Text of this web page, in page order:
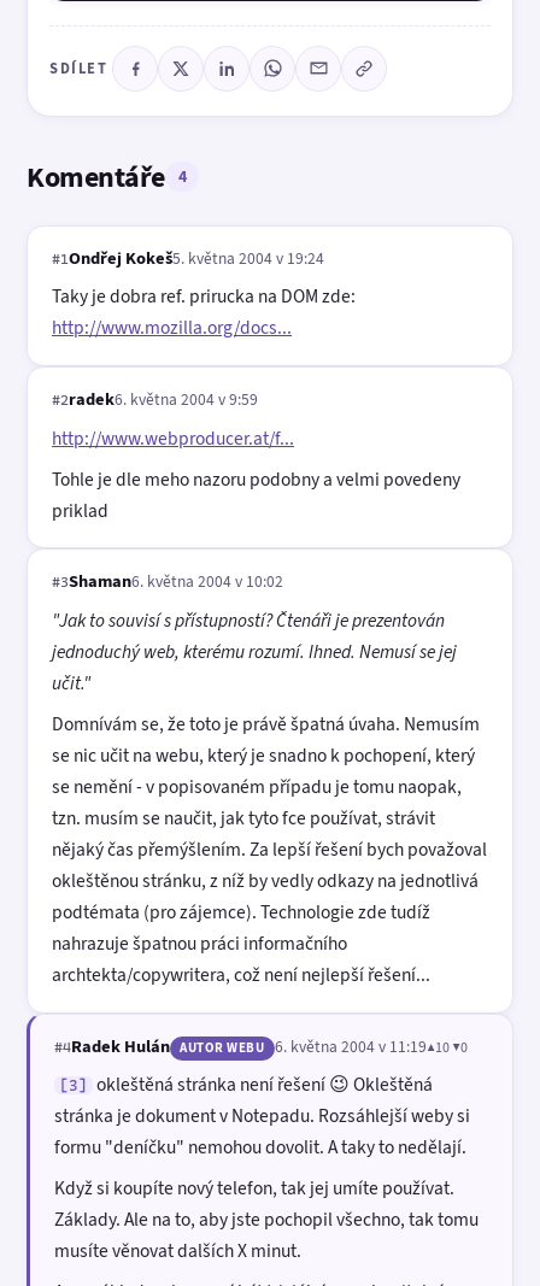
SDÍLET
Komentáře 4
#1Ondřej Kokeš5. května 2004 v 19:24
Taky je dobra ref. prirucka na DOM zde:
http://www.mozilla.org/docs...
#2radek6. května 2004 v 9:59
http://www.webproducer.at/f...
Tohle je dle meho nazoru podobny a velmi povedeny
priklad
#3Shaman6. května 2004 v 10:02
"Jak to souvisí s přístupností? Čtenáři je prezentován
jednoduchý web, kterému rozumí. Ihned. Nemusí se jej
učit."
Domnívám se, že toto je právě špatná úvaha. Nemusím
se nic učit na webu, který je snadno k pochopení, který
se nemění - v popisovaném případu je tomu naopak,
tzn. musím se naučit, jak tyto fce používat, strávit
nějaký čas přemýšlením. Za lepší řešení bych považoval
okleštěnou stránku, z níž by vedly odkazy na jednotlivá
podtémata (pro zájemce). Technologie zde tudíž
nahrazuje špatnou práci informačního
archtekta/copywritera, což není nejlepší řešení...
#4Radek Hulán AUTOR WEBU 6. května 2004 v 11:19▲10 ▼0
[3]
okleštěná stránka není řešení 😉 Okleštěná
stránka je dokument v Notepadu. Rozsáhlejší weby si
formu "deníčku" nemohou dovolit. A taky to nedělají.
Když si koupíte nový telefon, tak jej umíte používat.
Základy. Ale na to, aby jste pochopil všechno, tak tomu
musíte věnovat dalších X minut.